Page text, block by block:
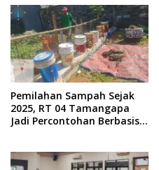
Pemilahan Sampah Sejak
2025, RT 04 Tamangapa
Jadi Percontohan Berbasis